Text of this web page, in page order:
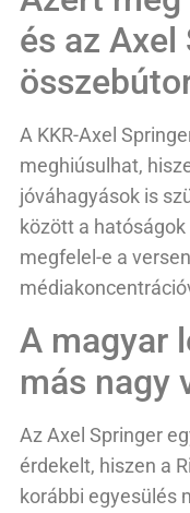
és az Axel
A KKR-Axel
meghiúsulhat,
jóváhagyások is
között a
megfelel-e a
A magyar
más nagy
Az Axel Springer
érdekelt, hiszen a
korábbi egyesülés